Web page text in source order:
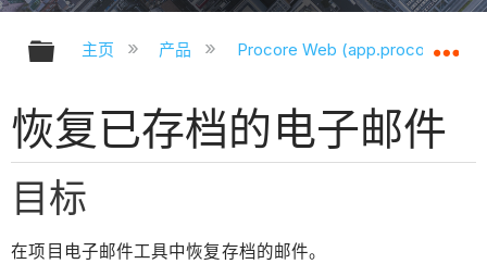
扩展/隐缩全局层次
主页 产品 Procore Web
恢复已存档的电子邮件
目标
在项目电子邮件工具中恢复存档的邮件。